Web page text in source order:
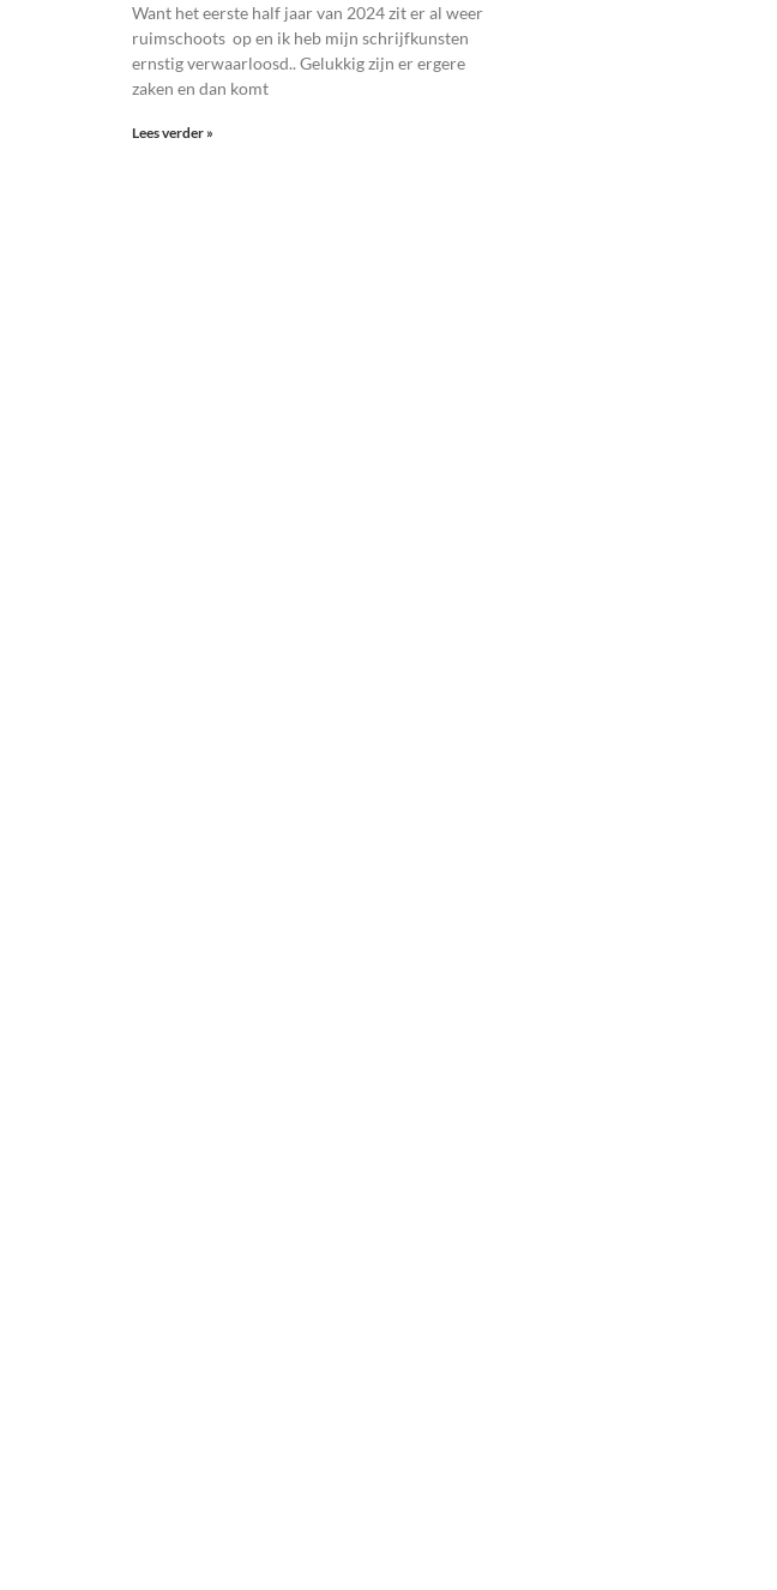
Want het eerste half jaar van 2024 zit er al weer
ruimschoots op en ik heb mijn schrijfkunsten
ernstig verwaarloosd.. Gelukkig zijn er ergere
zaken en dan komt
Lees verder »